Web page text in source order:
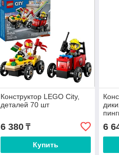
Конструктор LEGO City,
деталей 70 шт
6 380₸
Купить
6